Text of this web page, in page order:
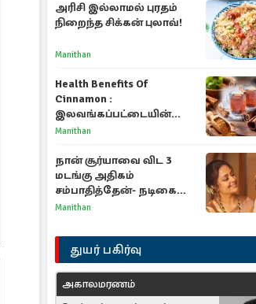
அரிசி இல்லாமல் புரதம்
நிறைந்த சிக்கன் புலாவ்!
Manithan
Health Benefits Of
Cinnamon :
இலவங்கப்பட்டையின்
மருத்துவ குணங்களும்
நன்மைகளும்!
Manithan
நான் சூர்யாவை விட 3
மடங்கு அதிகம்
சம்பாதித்தேன்- நடிகை
ஜோதிகா
Manithan
துயர் பகிர்வு
அகாலமரணம்